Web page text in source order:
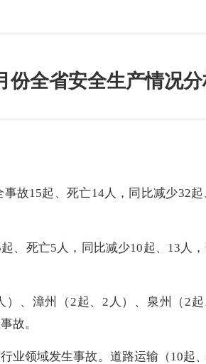
份全省安全生产情况
事故15起、死亡14人，同比减少32起
起、死亡5 人，同比减少10起、 13 人
） 、 漳州（2起、 2 人）、 泉州（2
故。
业领域发生事故。 道路运输（10起